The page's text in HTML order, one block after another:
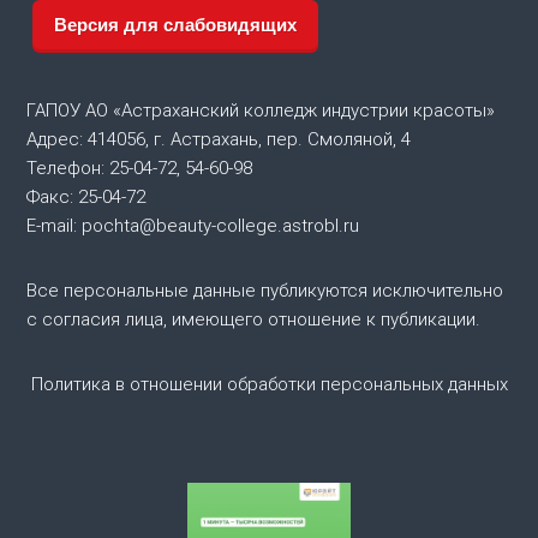
а
и
я
п
о
а
Версия для слабовидящих
ГАПОУ АО «Астраханский колледж индустрии красоты»
Адрес: 414056, г. Астрахань, пер. Смоляной, 4
Телефон: 25-04-72, 54-60-98
Факс: 25-04-72
E-mail: pochta@beauty-college.astrobl.ru
Все персональные данные публикуются исключительно
с согласия лица, имеющего отношение к публикации.
Политика в отношении обработки персональных данных